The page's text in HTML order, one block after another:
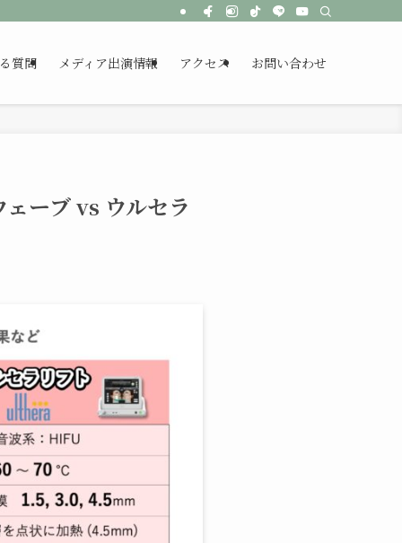
質問 メディア出演情報 アクセス お問い合わせ
ーブ vs ウルセラ